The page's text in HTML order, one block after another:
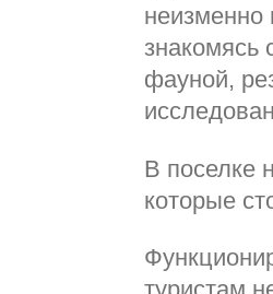
неизменно
знакомясь
фауной,
В поселке
которые